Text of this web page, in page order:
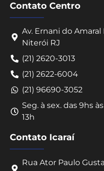
Contato Centro
Av. Ernani do
Niterói RJ
(21) 2620-3013
(21) 2622-6004
(21) 96690-3052
Seg. à sex. das 9hs
13h
Contato Icaraí
Rua Ator Paulo